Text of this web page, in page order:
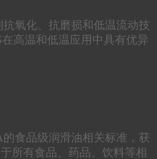
抗氧化、抗磨损和低温流动技
高温和低温应用中具有优异
食品级润滑油相关标准，获
所有食品、药品、饮料等相